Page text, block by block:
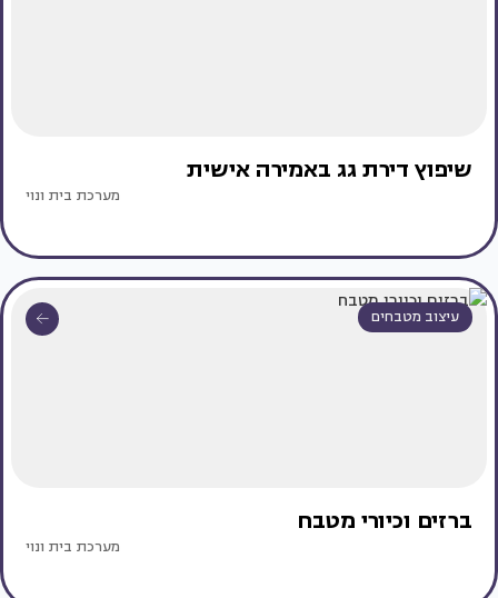
שיפוץ דירת גג באמירה אישית
מערכת בית ונוי
עיצוב מטבחים
ברזים וכיורי מטבח
מערכת בית ונוי